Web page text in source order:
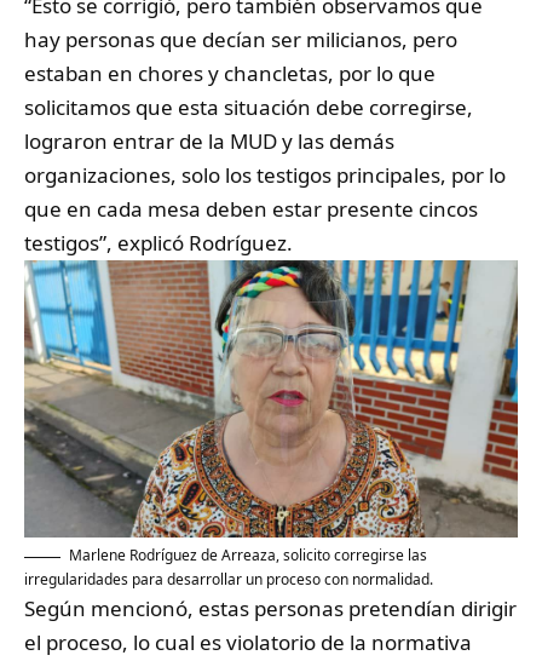
hay personas que decían ser milicianos, pero
estaban en chores y chancletas, por lo que
solicitamos que esta situación debe corregirse,
lograron entrar de la MUD y las demás
organizaciones, solo los testigos principales, por lo
que en cada mesa deben estar presente cincos
testigos”, explicó Rodríguez.
Marlene Rodríguez de Arreaza, solicito corregirse las
irregularidades para desarrollar un proceso con normalidad.
Según mencionó, estas personas pretendían dirigir
el proceso, lo cual es violatorio de la normativa